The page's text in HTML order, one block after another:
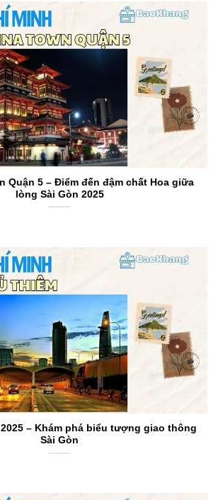
Quận 5 – Điểm đến đậm chất Hoa giữa
lòng Sài Gòn 2025
2025 – Khám phá biểu tượng giao thông
Sài Gòn